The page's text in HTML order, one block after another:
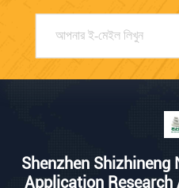
Shenzhen Shizhineng
Application Research